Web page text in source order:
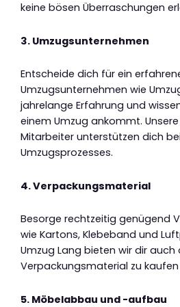
keine bösen Überraschungen
3. Umzugsunternehmen
Entscheide dich für ein
Umzugsunternehmen wie
jahrelange Erfahrung und
einem Umzug ankommt.
Mitarbeiter unterstützen dich
Umzugsprozesses.
4. Verpackungsmaterial
Besorge rechtzeitig genügend
wie Kartons, Klebeband und
Umzug Lang bieten wir dir auch
Verpackungsmaterial zu
5. Möbelabbau und -aufbau